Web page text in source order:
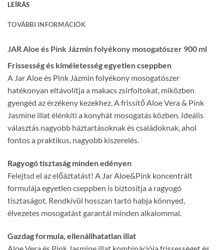
LEÍRÁS
TOVÁBBI INFORMÁCIÓK
JAR Aloe és Pink Jázmin folyékony mosogatószer 900 ml
Frissesség és kíméletesség egyetlen cseppben
A Jar Aloe és Pink Jázmin folyékony mosogatószer
hatékonyan eltávolítja a makacs zsírfoltokat, miközben
gyengéd az érzékeny kezekhez. A frissítő Aloe Vera & Pink
Jasmine illat élénkíti a konyhát mosogatás közben. Ideális
választás nagyobb háztartásoknak és családoknak, ahol
fontos a praktikus, nagyobb kiszerelés.
Ragyogó tisztaság minden edényen
Felejtsd el az előáztatást! A Jar Aloe&Pink koncentrált
formulája egyetlen cseppben is biztosítja a ragyogó
tisztaságot. Rendkívül hosszan tartó habja könnyed,
élvezetes mosogatást garantál minden alkalommal.
Gazdag formula, ellenállhatatlan illat